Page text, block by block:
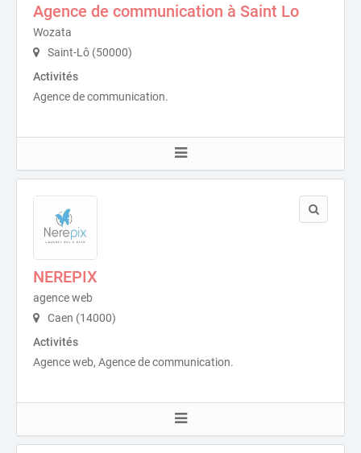
Agence de communication à Saint Lo
Wozata
Saint-Lô (50000)
Activités
Agence de communication.
NEREPIX
agence web
Caen (14000)
Activités
Agence web, Agence de communication.